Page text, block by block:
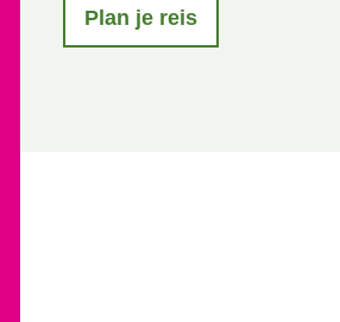
Plan je reis